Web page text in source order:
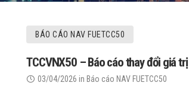
BÁO CÁO NAV FUETCC50
TCCVNX50 – Báo cáo thay đổi giá
03/04/2026 in Báo cáo NAV FUETCC50